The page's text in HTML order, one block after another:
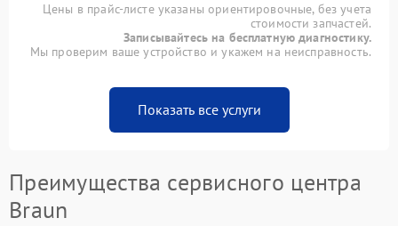
Цены в прайс-листе указаны ориентировочные, без учета
стоимости запчастей.
Записывайтесь на бесплатную диагностику.
Мы проверим ваше устройство и укажем на неисправность.
Показать все услуги
Преимущества сервисного центра
Braun